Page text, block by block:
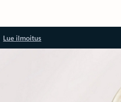
Lue ilmoitus